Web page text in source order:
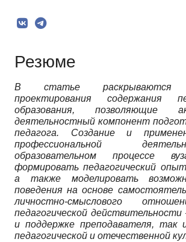
Резюме
В статье раскрываются
проектирования содержания
образования, позволяющие
деятельностный компонент
педагога. Создание и
профессиональной
образовательном процессе
формировать педагогический
а также моделировать
поведения на основе
личностно-смыслового
педагогической
и поддержке преподавателя, так
педагогической и отечественной